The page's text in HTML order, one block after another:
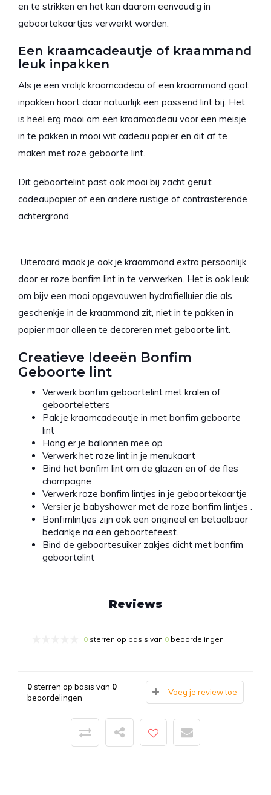
en te strikken en het kan daarom eenvoudig in
geboortekaartjes verwerkt worden.
Een kraamcadeautje of kraammand
leuk inpakken
Als je een vrolijk kraamcadeau of een kraammand gaat
inpakken hoort daar natuurlijk een passend lint bij. Het
is heel erg mooi om een kraamcadeau voor een meisje
in te pakken in mooi wit cadeau papier en dit af te
maken met roze geboorte lint.
Dit geboortelint past ook mooi bij zacht geruit
cadeaupapier of een andere rustige of contrasterende
achtergrond.
Uiteraard maak je ook je kraammand extra persoonlijk
door er roze bonfim lint in te verwerken. Het is ook leuk
om bijv een mooi opgevouwen hydrofielluier die als
geschenkje in de kraammand zit, niet in te pakken in
papier maar alleen te decoreren met geboorte lint.
Creatieve Ideeën Bonfim
Geboorte lint
Verwerk bonfim geboortelint met kralen of
geboorteletters
Pak je kraamcadeautje in met bonfim geboorte
lint
Hang er je ballonnen mee op
Verwerk het roze lint in je menukaart
Bind het bonfim lint om de glazen en of de fles
champagne
Verwerk roze bonfim lintjes in je geboortekaartje
Versier je babyshower met de roze bonfim lintjes .
Bonfimlintjes zijn ook een origineel en betaalbaar
bedankje na een geboortefeest.
Bind de geboortesuiker zakjes dicht met bonfim
geboortelint
Reviews
0 sterren op basis van 0 beoordelingen
0sterren op basis van 0
beoordelingen
Voeg je review toe